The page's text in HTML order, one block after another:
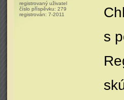
registrovaný uživatel
číslo příspěvku: 279
registrován: 7-2011
s